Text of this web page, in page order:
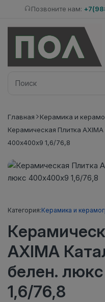
Позвоните нам:
Главная
Керамика и
Керамическая Плитка
400х400х9 1,6/76,8
Категория:Керамика и
AXIMA
белен.
1,6/76,8